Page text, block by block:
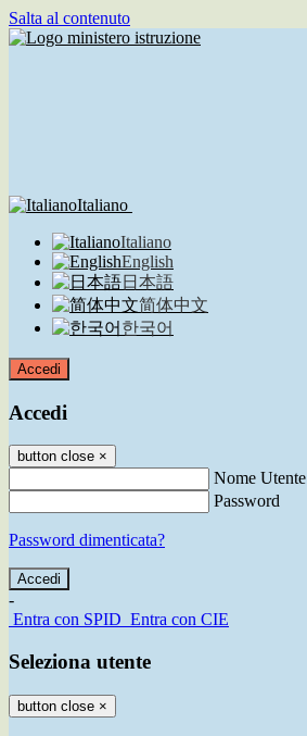
Salta al contenuto
Italiano
Italiano
English
日本語
简体中文
한국어
Accedi
Accedi
button close ×
Nome Utente
Password
Password dimenticata?
-
Entra con SPID Entra con CIE
Seleziona utente
button close ×